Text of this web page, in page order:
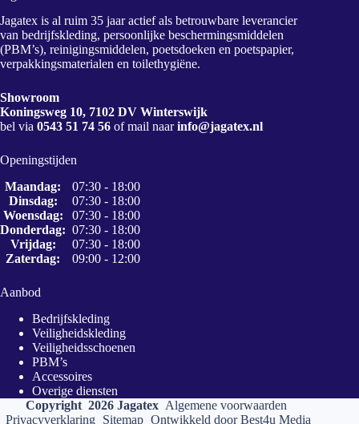
Jagatex is al ruim 35 jaar actief als betrouwbare leverancier
van bedrijfskleding, persoonlijke beschermingsmiddelen
(PBM’s), reinigingsmiddelen, poetsdoeken en poetspapier,
verpakkingsmaterialen en toilethygiëne.
Showroom
Koningsweg 10, 7102 DV Winterswijk
bel via 0543 51 74 56 of mail naarinfo@jagatex.nl
Openingstijden
Maandag:
07:30 - 18:00
Dinsdag:
07:30 - 18:00
Woensdag:
07:30 - 18:00
Donderdag: 07:30 - 18:00
Vrijdag:
07:30 - 18:00
Zaterdag:
09:00 - 12:00
Aanbod
Bedrijfskleding
Veiligheidskleding
Veiligheidsschoenen
PBM’s
Accessoires
Overige diensten
Copyright 2026 Jagatex Algemene voorwaarden
Privacyverklaring
Sitemap Ontwikkeld doorBest4u Media